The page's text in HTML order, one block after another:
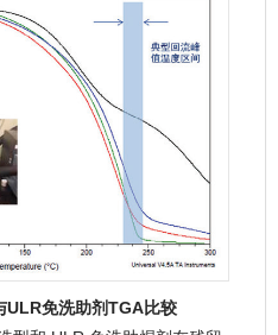
ULR免洗助剂TGA比较